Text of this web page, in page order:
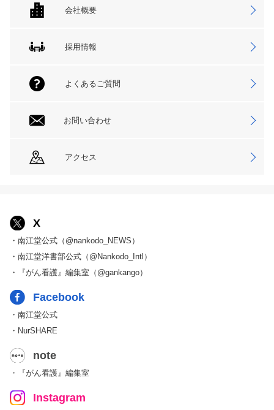
会社概要
採用情報
よくあるご質問
お問い合わせ
アクセス
X
・南江堂公式（@nankodo_NEWS）
・南江堂洋書部公式（@Nankodo_Intl）
・『がん看護』編集室（@gankango）
Facebook
・南江堂公式
・NurSHARE
note
・『がん看護』編集室
Instagram